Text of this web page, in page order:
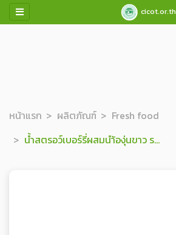
cicot.or.th
หน้าแรก ผลิตภัณฑ์
Fresh food
น้ำสตรอว์เบอร์รี่ผสมนำ้องุ่นขาว รวม 20%